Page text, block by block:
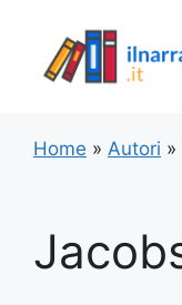
contenuto
Home » Autori »